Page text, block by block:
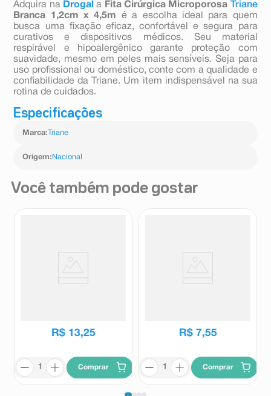
Adquira na Drogal a Fita Cirúrgica Microporosa
Triane
Branca 1,2cm x 4,5m é a escolha ideal para quem
busca uma fixação eficaz, confortável e segura para
curativos e dispositivos médicos. Seu material
respirável e hipoalergênico garante proteção com
suavidade, mesmo em peles mais sensíveis. Seja para
uso profissional ou doméstico, conte com a qualidade e
confiabilidade da Triane. Um item indispensável na sua
rotina de cuidados.
Especificações
Marca: Triane
Origem: Nacional
Você também pode gostar
R$ 13,25
Comprar
R$ 7,55
Comprar